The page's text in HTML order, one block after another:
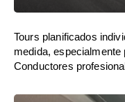
Tours planificados
medida, especialmente
Conductores